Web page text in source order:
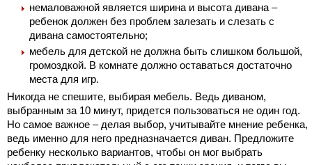
немаловажной является ширина и высота дивана –
ребенок должен без проблем залезать и слезать с
дивана самостоятельно;
мебель для детской не должна быть слишком большой,
громоздкой. В комнате должно оставаться достаточно
места для игр.
Никогда не спешите, выбирая мебель. Ведь диваном,
выбранным за 10 минут, придется пользоваться не один год.
Но самое важное – делая выбор, учитывайте мнение ребенка,
ведь именно для него предназначается диван. Предложите
ребенку несколько вариантов, чтобы он мог выбрать